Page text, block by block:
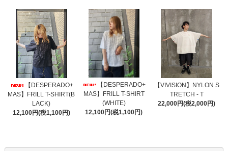
【DESPERADO+
MAS】FRILL T-SHIRT(B
LACK)
12,100円(税1,100円)
【DESPERADO+
MAS】FRILL T-SHIRT
(WHITE)
12,100円(税1,100円)
【VIVISION】NYLON S
TRETCH - T
22,000円(税2,000円)